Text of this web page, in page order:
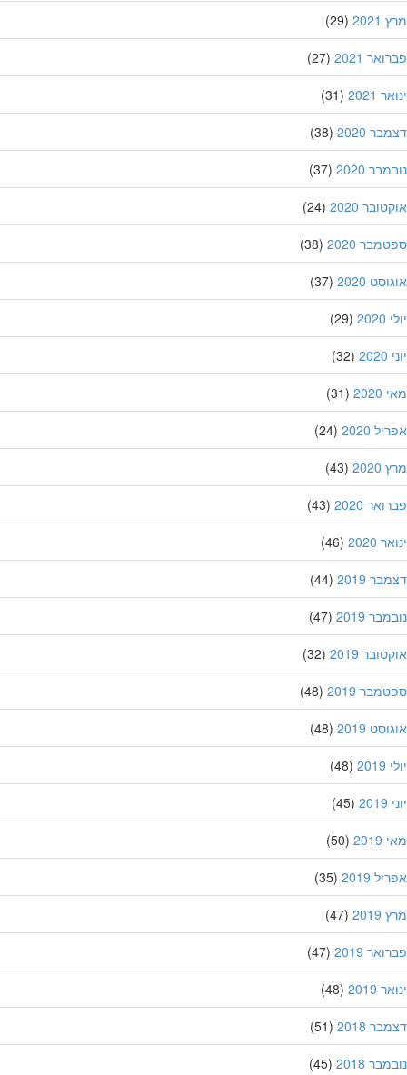
(29)
2021
(27)
2021
(31)
2020
(38)
2020
(37)
2020
(24)
2020
(38)
2020
(37)
(29)
(32)
(31)
2020
(24)
(43)
2020
(43)
2020
(46)
2019
(44)
2019
(47)
2019
(32)
2019
(48)
2019
(48)
(48)
(45)
(50)
2019
(35)
(47)
2019
(47)
2019
(48)
2018
(51)
2018
(45)